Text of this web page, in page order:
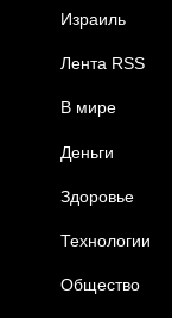
Израиль
Лента RSS
В мире
Деньги
Здоровье
Технологии
Общество